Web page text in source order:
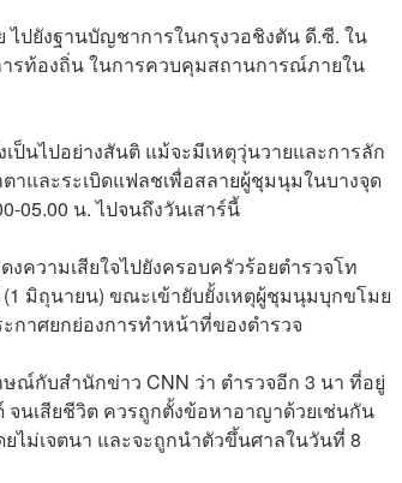
ไปยังฐานบัญชาการในกรุงวอชิงตัน ดี.ซี. ใน
รท้องถิ่น ในการควบคุมสถานการณ์ภายใน
นไปอย่างสันติ แม้จะมีเหตุวุ่นวายและการลัก
าและระเบิดแฟลชเพื่อสลายผู้ชุมนุมในบางจุด
05.00 น. ไปจนถึงวันเสาร์นี้
ความเสียใจไปยังครอบครัวร้อยตำรวจโท
มิถุนายน) ขณะเข้ายับยั้งเหตุผู้ชุมนุมบุกขโมย
กาศยกย่องการทำหน้าที่ของตำรวจ
กับสำนักข่าว CNN ว่า ตำรวจอีก 3 นา ที่อยู่
จนเสียชีวิต ควรถูกตั้งข้อหาอาญาด้วยเช่นกัน
ไม่เจตนา และจะถูกนำตัวขึ้นศาลในวันที่ 8